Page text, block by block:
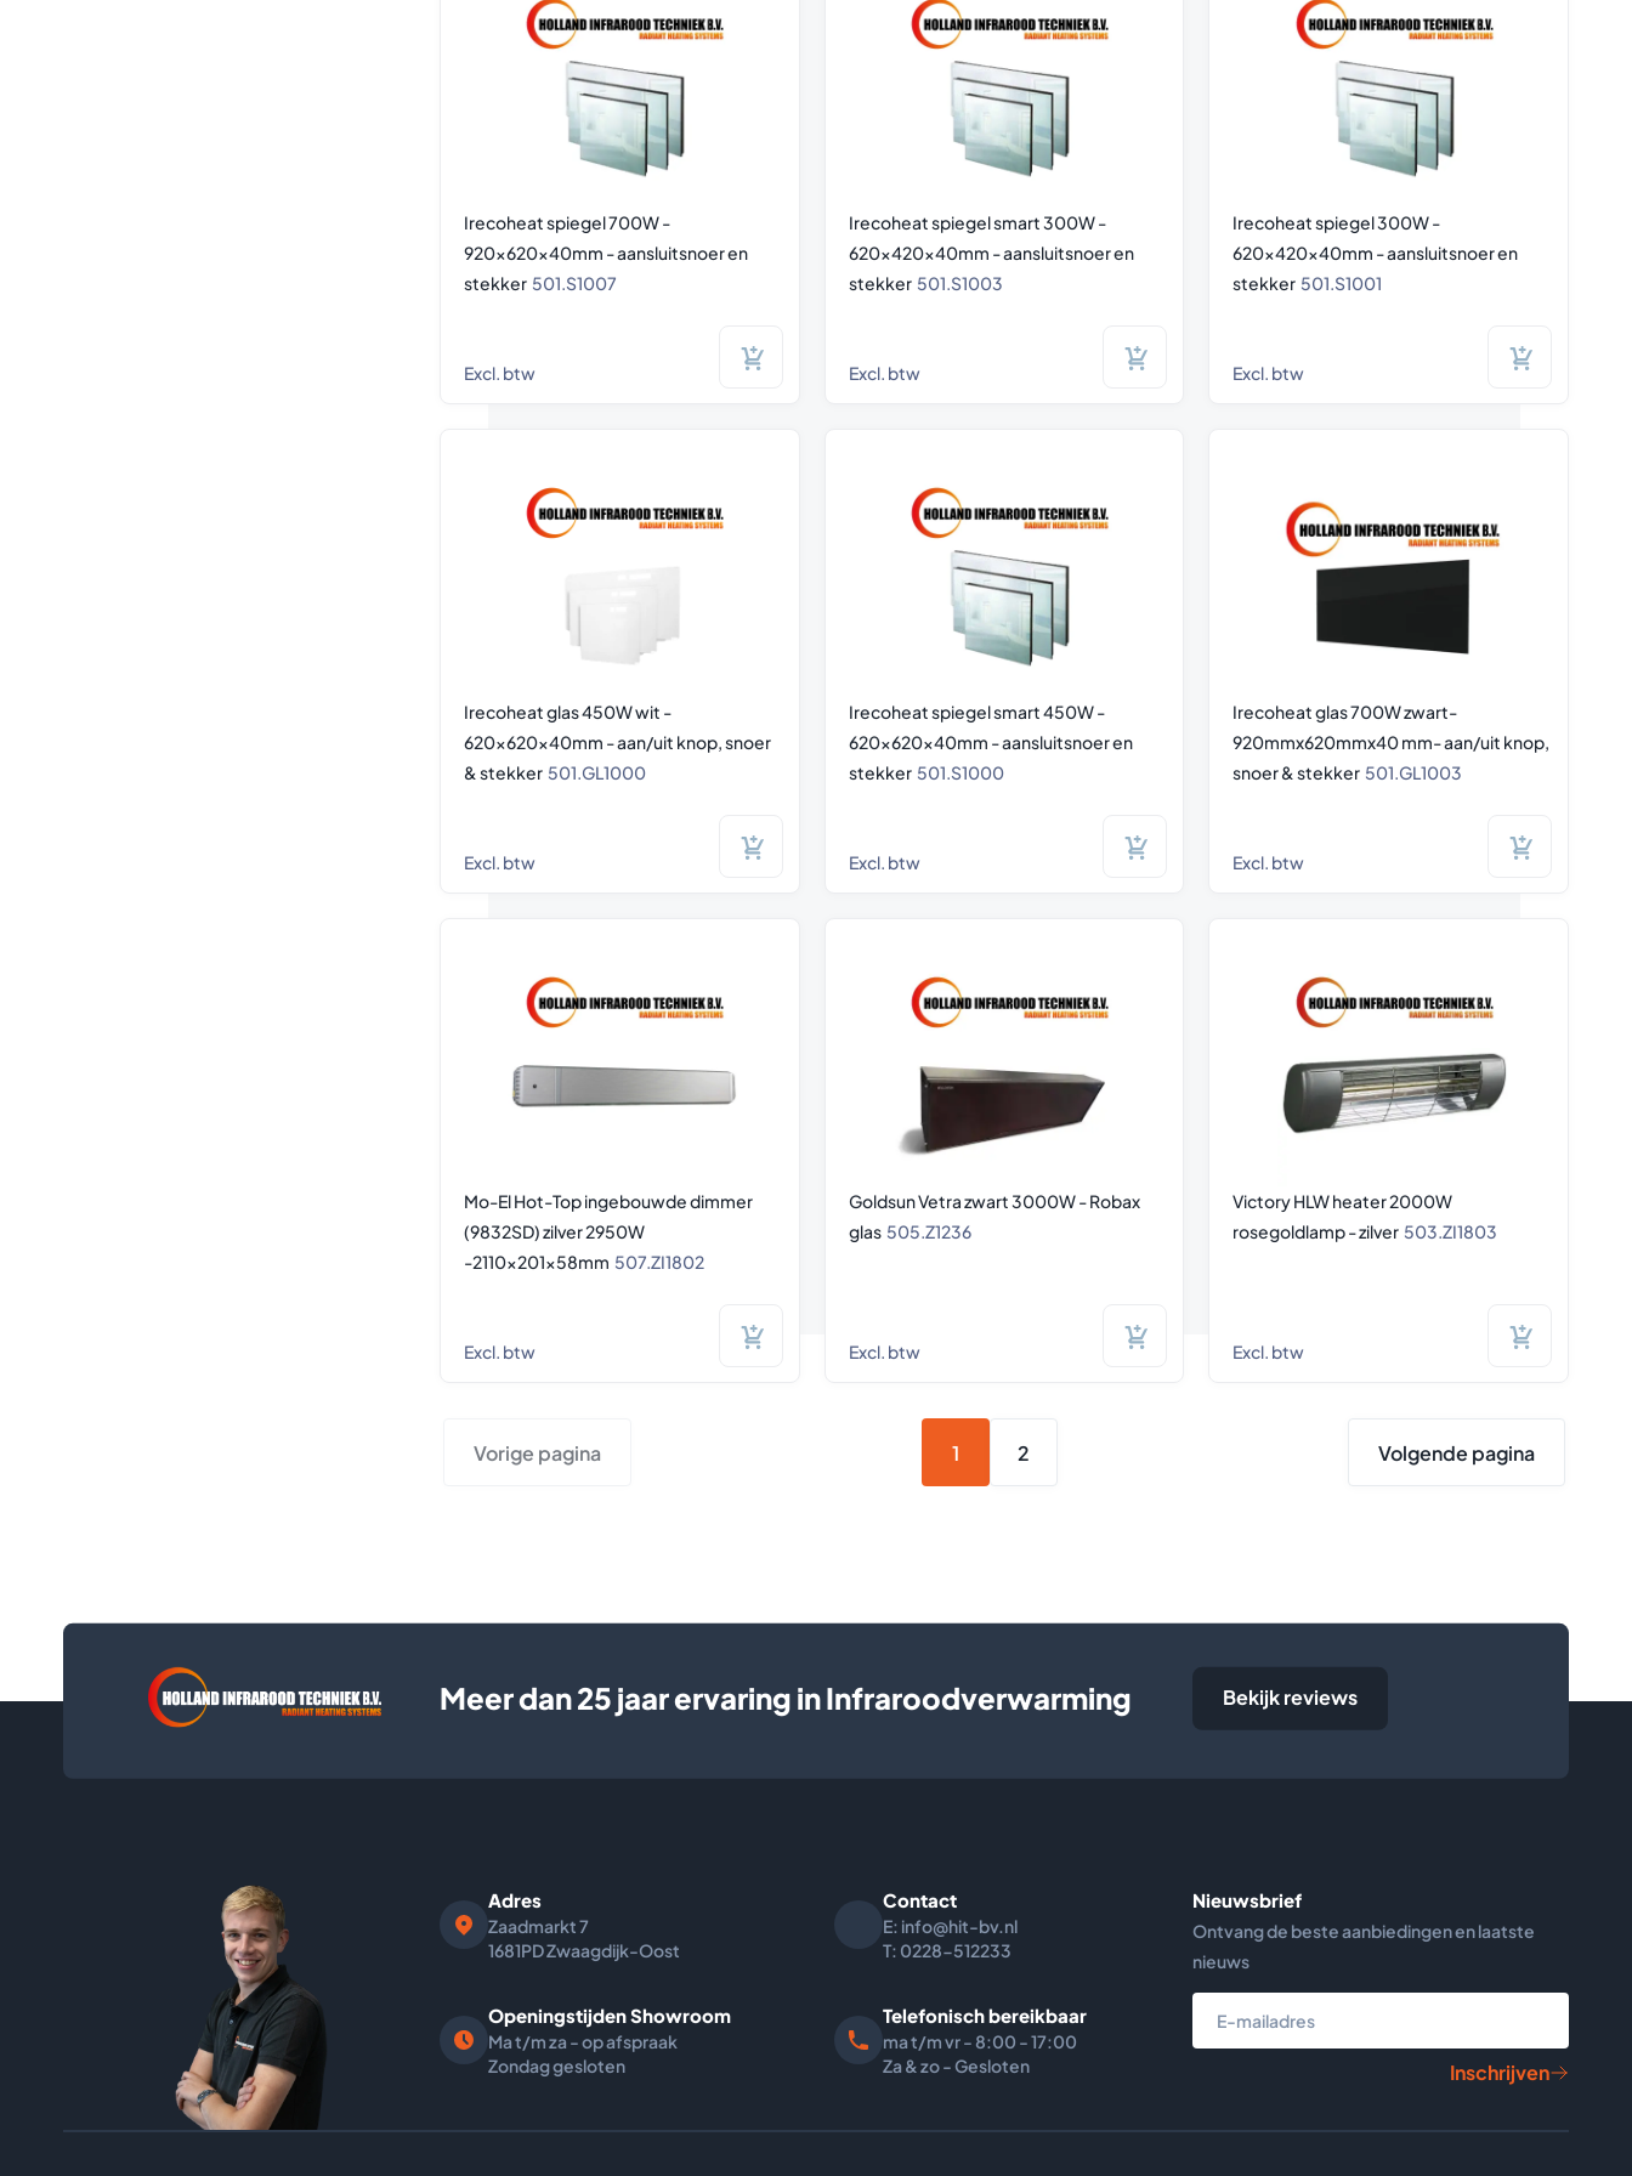
Irecoheat spiegel 700W -
920x620x40mm - aansluitsnoer en
stekker 501.S1007
Excl. btw
Irecoheat spiegel smart 300W -
620x420x40mm - aansluitsnoer en
stekker 501.S1003
Excl. btw
Irecoheat spiegel 300W -
620x420x40mm - aansluitsnoer en
stekker 501.S1001
Excl. btw
Irecoheat glas 450W wit -
620x620x40mm - aan/uit knop, snoer
& stekker 501.GL1000
Excl. btw
Irecoheat spiegel smart 450W -
620x620x40mm - aansluitsnoer en
stekker 501.S1000
Excl. btw
Irecoheat glas 700W zwart-
920mmx620mmx40 mm- aan/uit knop,
snoer & stekker 501.GL1003
Excl. btw
Mo-El Hot-Top ingebouwde dimmer
(9832SD) zilver 2950W
-2110x201x58mm 507.ZI1802
Excl. btw
Goldsun Vetra zwart 3000W - Robax
glas 505.Z1236
Excl. btw
Victory HLW heater 2000W
rosegoldlamp - zilver 503.ZI1803
Excl. btw
Vorige pagina 1 2 Volgende pagina
Meer dan25 jaar ervaring in Infraroodverwarming Bekijk reviews
Adres
Zaadmarkt7
1681PD Zwaagdijk-Oost
Contact
E: info@hit-bv.nl
T: 0228-512233
Openingstijden Showroom
Ma t/m za - op afspraak
Zondag gesloten
Telefonisch bereikbaar
ma t/m vr - 8:00 - 17:00
Za & zo - Gesloten
Nieuwsbrief
Ontvang de beste aanbiedingen en laatste
nieuws
Inschrijven